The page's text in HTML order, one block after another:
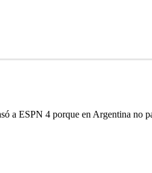
a ESPN 4 porque en Argentina no